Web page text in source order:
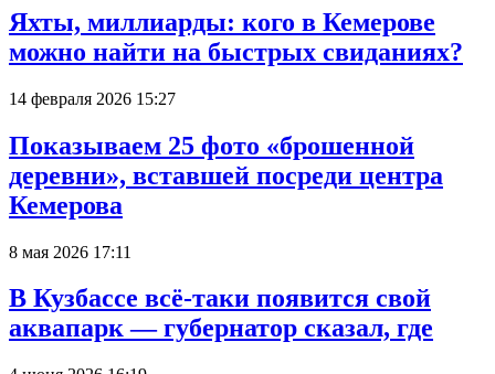
Яхты, миллиарды: кого в Кемерове
можно найти на быстрых свиданиях?
14 февраля 2026 15:27
Показываем 25 фото «брошенной
деревни», вставшей посреди центра
Кемерова
8 мая 2026 17:11
В Кузбассе всё-таки появится свой
аквапарк — губернатор сказал, где